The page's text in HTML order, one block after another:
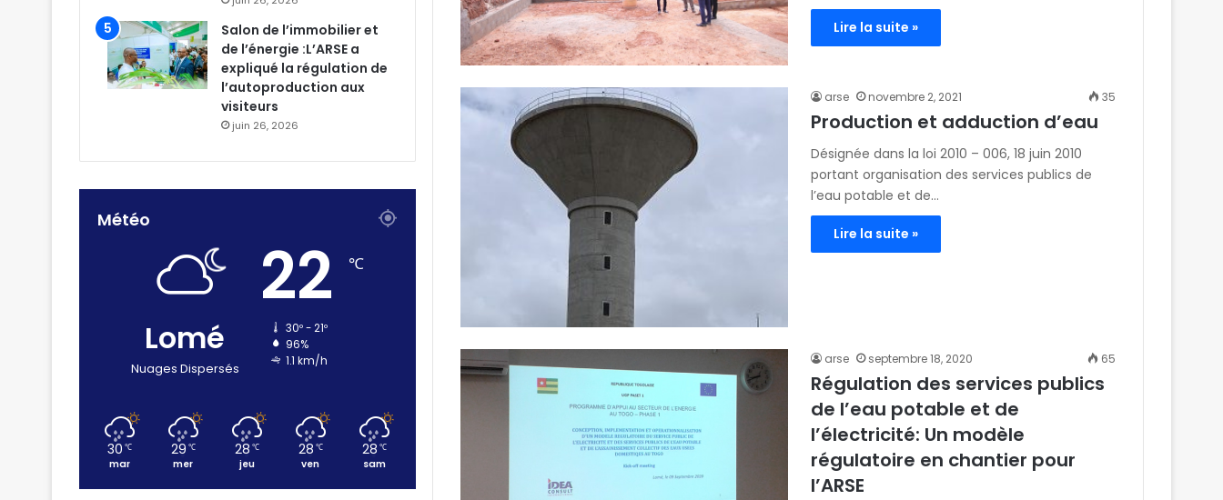
Lire la suite »
arse novembre 2, 2021 35
Production et adduction d’eau
Désignée dans la loi 2010 – 006, 18 juin 2010
portant organisation des services publics de
l’eau potable et de…
Lire la suite »
arse septembre 18, 2020 65
Régulation des services publics
de l’eau potable et de
l’électricité: Un modèle
régulatoire en chantier pour
l’ARSE
Salon de l’immobilier et
de l’énergie :L’ARSE a
expliqué la régulation de
l’autoproduction aux
visiteurs
juin 26, 2026
Météo
Lomé
Nuages Dispersés
22 ℃
30º - 21º
96%
1.1 km/h
30 ℃
mar
29 ℃
mer
28 ℃
jeu
28 ℃
ven
28 ℃
sam